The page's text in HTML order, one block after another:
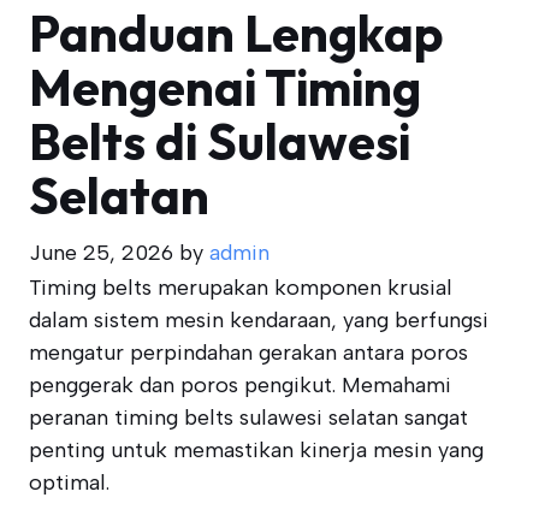
Panduan Lengkap
Mengenai Timing
Belts di Sulawesi
Selatan
June 25, 2026 by admin
Timing belts merupakan komponen krusial
dalam sistem mesin kendaraan, yang berfungsi
mengatur perpindahan gerakan antara poros
penggerak dan poros pengikut. Memahami
peranan timing belts sulawesi selatan sangat
penting untuk memastikan kinerja mesin yang
optimal.